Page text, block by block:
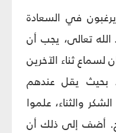
في السعادة
الله تعالى، يجب أن
ثناء الآخرين
بحيث يقل عندهم
والثناء، علموا
أضف إلى ذلك أن